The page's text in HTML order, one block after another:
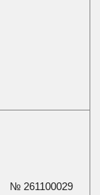
№ 261100029